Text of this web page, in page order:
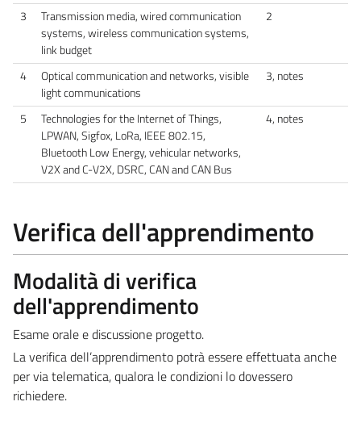
3
Transmission media, wired communication
systems, wireless communication systems,
link budget
2
4
Optical communication and networks, visible
light communications
3, notes
5
Technologies for the Internet of Things,
LPWAN, Sigfox, LoRa, IEEE 802.15,
Bluetooth Low Energy, vehicular networks,
V2X and C-V2X, DSRC, CAN and CAN Bus
4, notes
Verifica dell'apprendimento
Modalità di verifica
dell'apprendimento
Esame orale e discussione progetto.
La verifica dell’apprendimento potrà essere effettuata anche
per via telematica, qualora le condizioni lo dovessero
richiedere.